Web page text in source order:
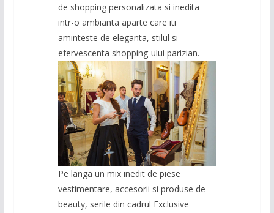
de shopping personalizata si inedita
intr-o ambianta aparte care iti
aminteste de eleganta, stilul si
efervescenta shopping-ului parizian.
Pe langa un mix inedit de piese
vestimentare, accesorii si produse de
beauty, serile din cadrul Exclusive